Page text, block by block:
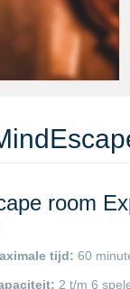
room
tijd:60
2 t/m 6